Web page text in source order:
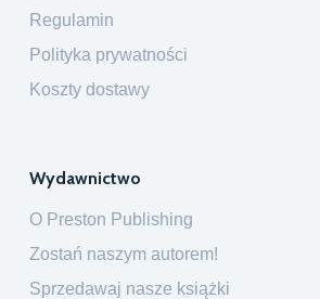
Regulamin
Polityka prywatności
Koszty dostawy
Wydawnictwo
O Preston Publishing
Zostań naszym autorem!
Sprzedawaj nasze książki